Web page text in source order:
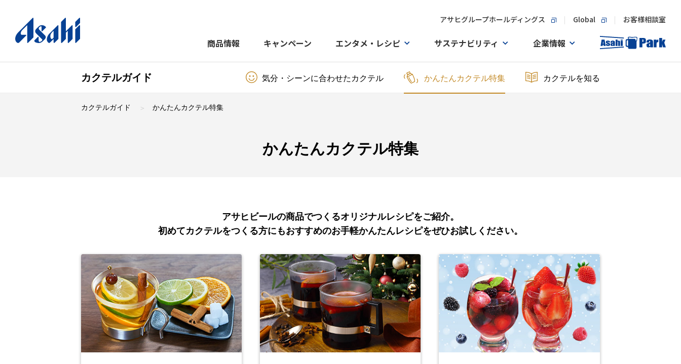
アサヒグループホールディングス Global お客様相談室
商品情報 キャンペーン エンタメ・レシピ サステナビリティ 企業情報
カクテルガイド 気分・シーンに合わせたカクテル かんたんカクテル特集 カクテルを知る
カクテルガイド かんたんカクテル特集
かんたんカクテル特集
アサヒビールの商品でつくるオリジナルレシピをご紹介。
初めてカクテルをつくる方にもおすすめのお手軽かんたんレシピをぜひお試しください。